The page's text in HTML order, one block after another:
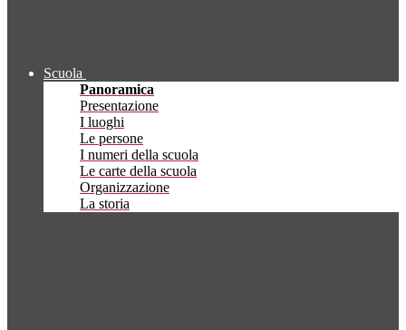
Scuola
Panoramica
Presentazione
I luoghi
Le persone
I numeri della scuola
Le carte della scuola
Organizzazione
La storia